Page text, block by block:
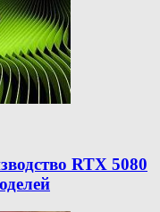
RTX 5080